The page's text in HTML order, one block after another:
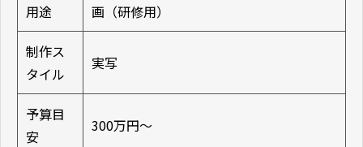
用途
画（研修用）
制作ス
タイル
実写
予算目
安
300万円〜